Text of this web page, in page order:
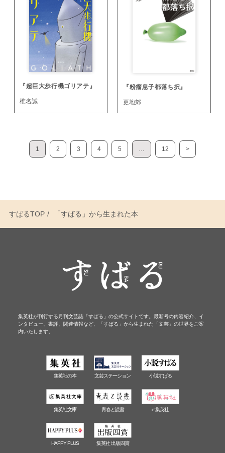
『超巨大歩行機ゴリアテ』
椎名誠
『粉瘤息子都落ち択』
更地郊
1 2 3 4 5 … 12 >
すばるTOP 「すばる」から生まれた本
集英社が刊行する月刊文芸誌「すばる」の公式サイトです。最新号の内容紹介、イ
ンタビュー、書評、関連情報など、「すばる」から生まれた「文芸」の世界をご案
内いたします。
集英社の本 文芸ステーション 小説すばる
集英社文庫 青春と読書 e!集英社
HAPPY PLUS 集英社 出版四賞